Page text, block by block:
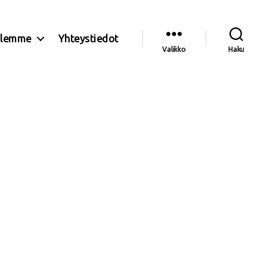
Yhteystiedot
Valikko Haku